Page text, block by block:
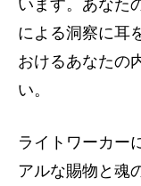
による洞察に耳
おけるあなたの
い。
ライトワーカー
アルな賜物と魂